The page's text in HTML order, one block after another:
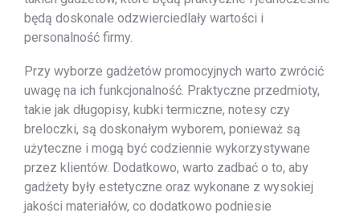
będą doskonale odzwierciedlały wartości i
personalność firmy.
Przy wyborze gadżetów promocyjnych warto zwrócić
uwagę na ich funkcjonalność. Praktyczne przedmioty,
takie jak długopisy, kubki termiczne, notesy czy
breloczki, są doskonałym wyborem, ponieważ są
użyteczne i mogą być codziennie wykorzystywane
przez klientów. Dodatkowo, warto zadbać o to, aby
gadżety były estetyczne oraz wykonane z wysokiej
jakości materiałów, co dodatkowo podniesie